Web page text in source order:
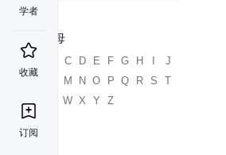
学者
收藏
订阅
首字母
C D E F G H
J
K
M N O P Q R S
T
W X Y Z